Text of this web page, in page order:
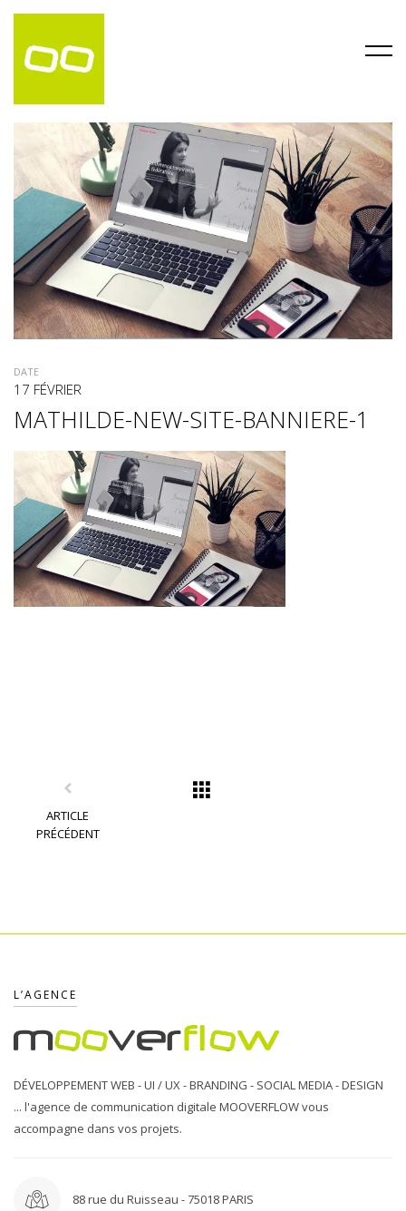
DATE
17 FÉVRIER
MATHILDE-NEW-SITE-BANNIERE-1
ARTICLE
PRÉCÉDENT
L’AGENCE
DÉVELOPPEMENT WEB - UI / UX - BRANDING - SOCIAL MEDIA - DESIGN
... l'agence de communication digitale MOOVERFLOW vous
accompagne dans vos projets.
88 rue du Ruisseau - 75018 PARIS